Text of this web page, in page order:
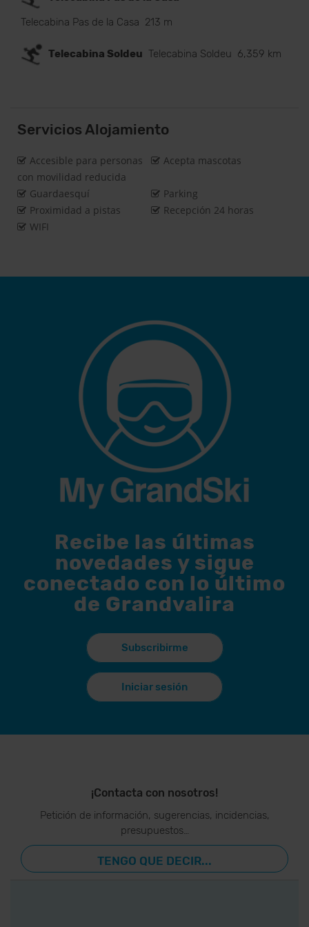
Telecabina Pas de la Casa 213 m
Telecabina Soldeu Telecabina Soldeu 6,359 km
Servicios Alojamiento
Accesible para personas
con movilidad reducida
Acepta mascotas
Guardaesquí
Parking
Proximidad a pistas
Recepción 24 horas
WIFI
Recibe las últimas
novedades y sigue
conectado con lo último
de Grandvalira
Subscribirme
Iniciar sesión
¡Contacta con nosotros!
Petición de información, sugerencias, incidencias,
presupuestos…
TENGO QUE DECIR...